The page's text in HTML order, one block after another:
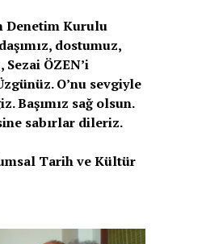
Denetim Kurulu
dostumuz,
ÖZEN’i
O’nu sevgiyle
Başımız sağ olsun.
sabırlar dileriz.
Tarih ve Kültür